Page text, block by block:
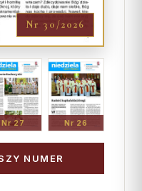
Nr 30/2026
Nr 27 Nr 26
NUMER